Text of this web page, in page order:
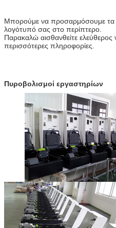
Μπορούμε να προσαρμόσουμε τα
λογότυπό σας στο περίπτερο.
Παρακαλώ αισθανθείτε
περισσότερες πληροφορίες.
Πυροβολισμοί εργαστηρίων